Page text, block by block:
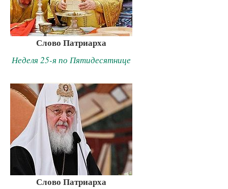
Слово Патриарха
Неделя 25-я по Пятидесятнице
Слово Патриарха